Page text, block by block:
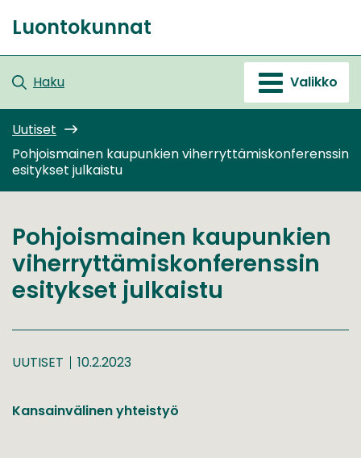
sisältöön
Etusivu
Luontokunnat
Haku Valikko
Uutiset
Pohjoismainen kaupunkien viherryttämiskonferenssin
esitykset julkaistu
Pohjoismainen kaupunkien
viherryttämiskonferenssin
esitykset julkaistu
UUTISET 10.2.2023
Kansainvälinen yhteistyö